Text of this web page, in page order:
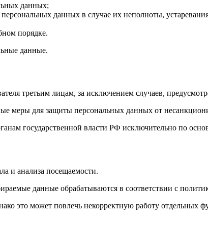
данных;
данных в случае их неполноты,
порядке.
данные.
третьим лицам, за исключением случаев,
меры для защиты персональных данных от
государственной власти РФ исключительно по
и анализа посещаемости.
данные обрабатываются в соответствии с
это может повлечь некорректную работу отдельных